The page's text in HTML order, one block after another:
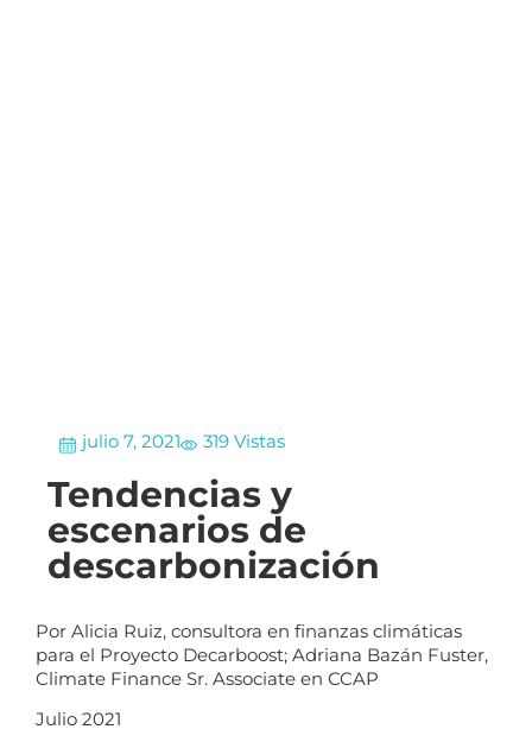
julio 7, 2021 319 Vistas
Tendencias y
escenarios de
descarbonización
Por Alicia Ruiz, consultora en finanzas climáticas
para el Proyecto Decarboost; Adriana Bazán Fuster,
Climate Finance Sr. Associate en CCAP
Julio 2021